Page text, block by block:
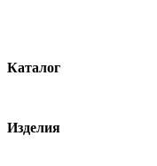
Каталог
Изделия